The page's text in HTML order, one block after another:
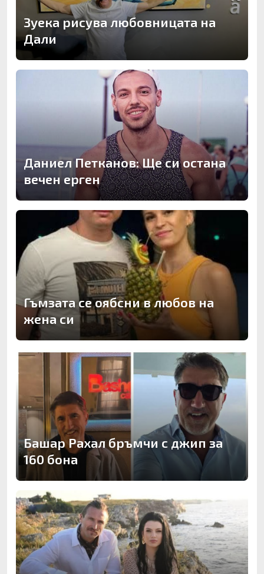
Зуека рисува любовницата на
Дали
Даниел Петканов: Ще си остана
вечен ерген
Гъмзата се оябсни в любов на
жена си
Башар Рахал бръмчи с джип за
160 бона